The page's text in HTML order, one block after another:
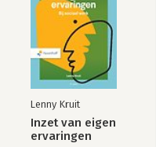
Lenny Kruit
Inzet van eigen
ervaringen